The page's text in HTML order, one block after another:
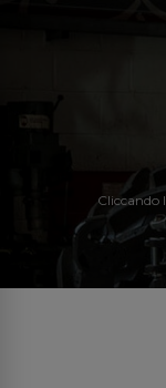
Cliccando